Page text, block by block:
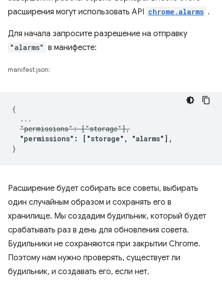
расширения могут использовать API chrome.alarms .
Для начала запросите разрешение на отправку
"alarms" в манифесте:
manifest.json:
{
  ...
"permissions": ["storage"],
"permissions": ["storage", "alarms"],
Расширение будет собирать все советы, выбирать
один случайным образом и сохранять его в
хранилище. Мы создадим будильник, который будет
срабатывать раз в день для обновления совета.
Будильники не сохраняются при закрытии Chrome.
Поэтому нам нужно проверять, существует ли
будильник, и создавать его, если нет.